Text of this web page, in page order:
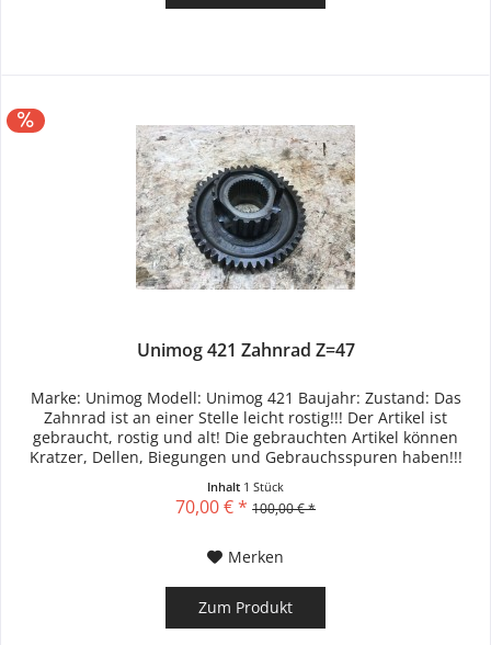
Unimog 421 Zahnrad Z=47
Marke: Unimog Modell: Unimog 421 Baujahr: Zustand: Das
Zahnrad ist an einer Stelle leicht rostig!!! Der Artikel ist
gebraucht, rostig und alt! Die gebrauchten Artikel können
Kratzer, Dellen, Biegungen und Gebrauchsspuren haben!!!
Inhalt 1 Stück
70,00 € * 100,00 € *
Merken
Zum Produkt